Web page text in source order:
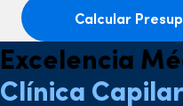
Calcular
Excelencia
Clínica